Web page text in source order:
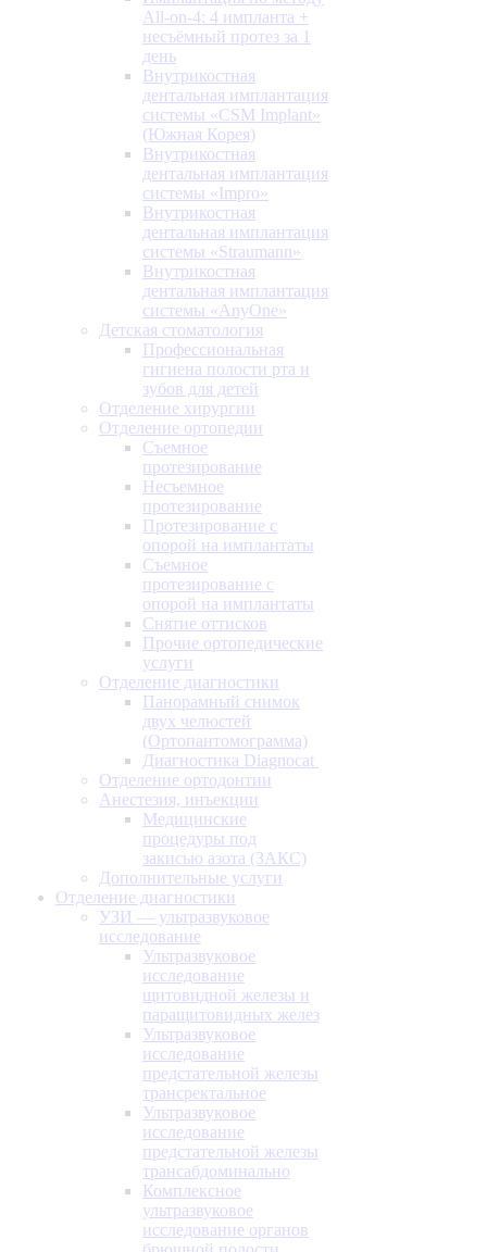
All-on-4: 4 импланта +
несъёмный протез за 1
день
Внутрикостная
дентальная имплантация
системы «CSM Implant»
(Южная Корея)
Внутрикостная
дентальная имплантация
системы «Impro»
Внутрикостная
дентальная имплантация
системы «Straumann»
Внутрикостная
дентальная имплантация
системы «AnyOne»
Детская стоматология
Профессиональная
гигиена полости рта и
зубов для детей
Отделение хирургии
Отделение ортопедии
Съемное
протезирование
Несъемное
протезирование
Протезирование с
опорой на имплантаты
Съемное
протезирование с
опорой на имплантаты
Снятие оттисков
Прочие ортопедические
услуги
Отделение диагностики
Панорамный снимок
двух челюстей
(Ортопантомограмма)
Диагностика Diagnocat
Отделение ортодонтии
Анестезия, инъекции
Медицинские
процедуры под
закисью азота (ЗАКС)
Дополнительные услуги
Отделение диагностики
УЗИ — ультразвуковое
исследование
Ультразвуковое
исследование
щитовидной железы и
паращитовидных желез
Ультразвуковое
исследование
предстательной железы
трансректальное
Ультразвуковое
исследование
предстательной железы
трансабдоминально
Комплексное
ультразвуковое
исследование органов